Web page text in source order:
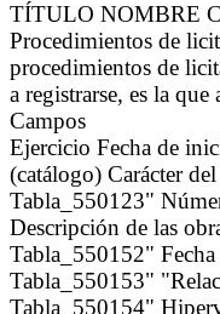
TÍTULO NOMBRE
Procedimientos de
procedimientos de
a registrarse, es la
Campos
Ejercicio Fecha de
(catálogo) Carácter
Tabla_550123"
Descripción de las
Tabla_550152" Fecha
Tabla_550153"
Tabla_550154"